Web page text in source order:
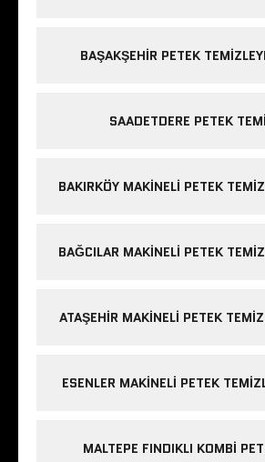
BAŞAKŞEHIR PETEK
SAADETDERE PETEK
BAKIRKÖY MAKINELI PETEK
BAĞCILAR MAKINELI PETEK
ATAŞEHIR MAKINELI PETEK
ESENLER MAKINELI PETEK
MALTEPE FINDIKLI KOMBI